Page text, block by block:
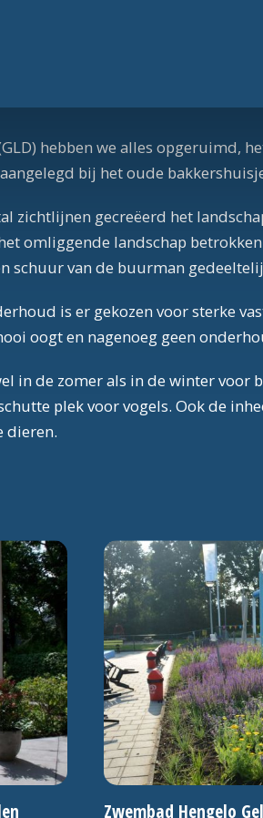
hebben we alles opgeruimd,
bij het oude
zichtlijnen gecreëerd het
omliggende landschap
schuur van de buurman
is er gekozen voor sterke
oogt en nagenoeg geen
in de zomer als in de winter
plek voor vogels. Ook de
dieren.
Zwembad Hengelo